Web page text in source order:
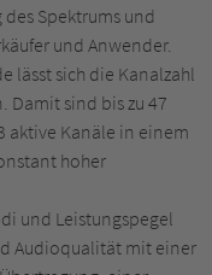
Spektrums und
und Anwender.
lässt sich die Kanalzahl
Damit sind bis zu 47
aktive Kanäle in einem
hoher
und Leistungspegel
Audioqualität mit einer